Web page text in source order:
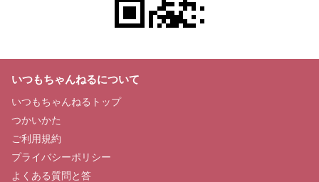
いつもちゃんねるについて
いつもちゃんねるトップ
つかいかた
ご利用規約
プライバシーポリシー
よくある質問と答